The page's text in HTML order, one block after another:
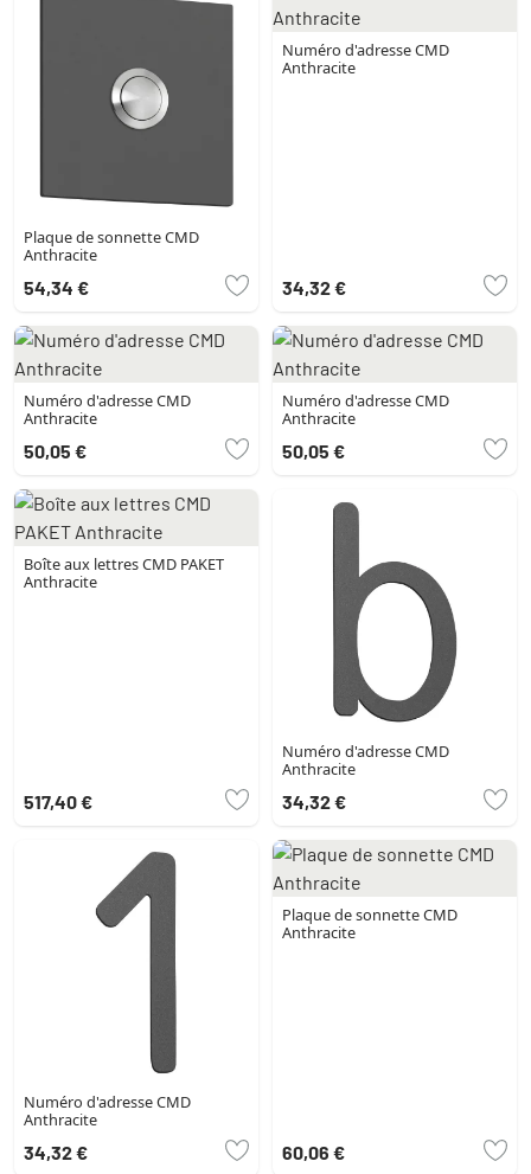
Plaque de sonnette CMD
Anthracite
54,34 €
Numéro d'adresse CMD
Anthracite
34,32 €
Numéro d'adresse CMD
Anthracite
50,05 €
Numéro d'adresse CMD
Anthracite
50,05 €
Boîte aux lettres CMD PAKET
Anthracite
517,40 €
Numéro d'adresse CMD
Anthracite
34,32 €
Numéro d'adresse CMD
Anthracite
34,32 €
Plaque de sonnette CMD
Anthracite
60,06 €